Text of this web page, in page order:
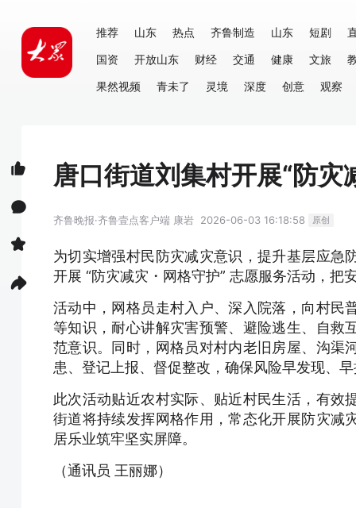
推荐 山东 热点 齐鲁制造 山东 短剧
国资
开放山东 财经 交通 健康 文旅
果然视频
青未了 灵境 深度 创意 观察
唐口街道刘集村开展“防灾
齐鲁晚报·齐鲁壹点客户端 康岩 2026-06-03 16:18:58 原创
为切实增强村民防灾减灾意识，提升基层应急
开展 “防灾减灾・网格守护” 志愿服务活动，
活动中，网格员走村入户、深入院落，向村民
等知识，耐心讲解灾害预警、避险逃生、自救
范意识。同时，网格员对村内老旧房屋、沟渠
患、登记上报、督促整改，确保风险早发现、
此次活动贴近农村实际、贴近村民生活，有效
街道将持续发挥网格作用，常态化开展防灾减
居乐业筑牢坚实屏障。
（通讯员 王丽娜）